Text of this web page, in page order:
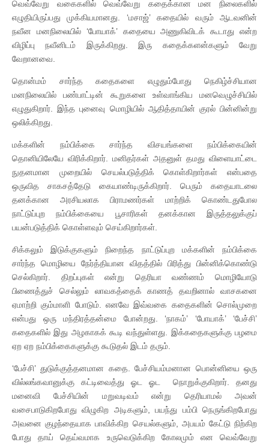
வெவ்வேறு வகைகளில் வெவ்வேறு கதைக்கான மன நிலைகளில்
எழுதியிருப்பது முக்கியமானது. ‘மசாஜ்’ கதையில் வரும் ஆடவனின்
நவீன மனநிலையில் ‘போயாக்’ கதையை அணுகிவிடக் கூடாது என்ற
விழிப்பு நவீனிடம் இருக்கிறது. இரு கதைக்களன்களும் வேறு
வேறானவை.
தொன்மம் சார்ந்த கதைகளை எழுதும்போது நெகிழ்ச்சியான
மனநிலையில் பண்பாட்டின் கூறுகளை உள்வாங்கிய மனவெழுச்சியில்
எழுதுகிறார். இந்த புனைவு மொழியில் ஆதித்தாயின் குரல் பின்னின்று
ஒலிக்கிறது.
மக்களின் நம்பிக்கை சார்ந்த விசயங்களை நம்பிக்கையின்
தொனியிலேயே விரிக்கிறார். மனிதர்கள் அதனுள் தமது விளையாட்டை
நுதனமான முறையில் செயல்படுத்திக் கொள்கிறார்கள் என்பதை
ஒருவித சாகசத்தேடு கையாண்டிருக்கிறார். பெரும் கதையாடலை
தனக்கான அரசியலாக பிராமணர்கள் மாற்றிக் கொண்டதுபோல
நாட்டுப்புற நம்பிக்கையை பூசாரிகள் தனக்கான இருத்தலுக்குப்
பயன்படுத்திக் கொள்ளவும் செய்கிறார்கள்.
சிக்கலும் இடுக்குகளும் நிறைந்த நாட்டுப்புற மக்களின் நம்பிக்கை
சார்ந்த மொழியை நேர்த்தியான விதத்தில் பிரித்து பின்னிக்கொண்டு
செல்கிறார். திறப்புகள் என்று தெரியா வண்ணம் மொழியோடு
பிணைத்துச் செல்லும் லாவகத்தைக் காணத் தவறினால் வாசகனை
ஏமாற்றி கும்மாளி போடும். எனவே இவ்வகை கதைகளின் சொல்முறை
என்பது ஒரு மந்திரத்தன்மை போன்றது. ‘நாகம்’ ‘போயாக்’ ‘பேச்சி’
கதைகளில் இது அழகாகக் கூடி வந்துள்ளது. இக்கதைகளுக்கு பழமை
ஏற ஏற நம்பிக்கைகளுக்கு கூடுதல் இடம் தரும்.
‘பேச்சி’ துடுக்குத்தனமான கதை. பேச்சியம்மனான பொன்னியை ஒரு
வில்லங்கவானுக்கு கட்டிவைத்து ஓட ஓட நொறுக்குகிறார். தனது
மனைவி பேச்சியின் மறுவடிவம் என்று தெரியாமல் அவன்
வசைபாடுகிறபோது விழுகிற அடிகளும், பயந்து பம்பி நெருங்கிறபோது
அவனை குழந்தையாக பாவிக்கிற செயல்களும், அபயம் கேட்டு நிற்கிற
போது தாய் தெய்வமாக உருவெடுக்கிற கோலமும் என வெவ்வேறு